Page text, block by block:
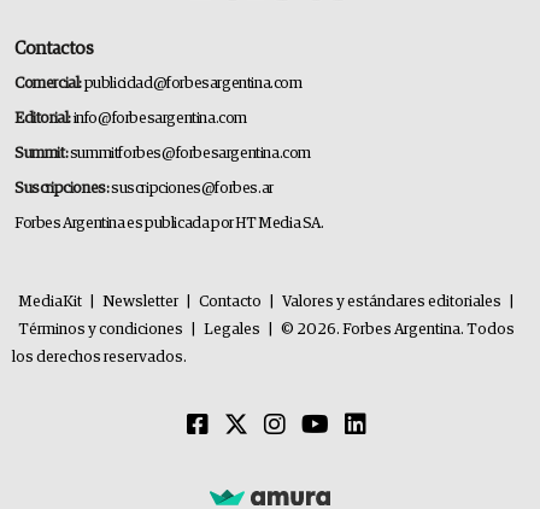
Contactos
Comercial:publicidad@forbesargentina.com
Editorial:info@forbesargentina.com
Summit:summitforbes@forbesargentina.com
Suscripciones:suscripciones@forbes.ar
Forbes Argentina es publicada por HT Media SA.
MediaKit Newsletter Contacto Valores y estándares editoriales
Términos y condiciones
Legales
© 2026. Forbes Argentina. Todos
los derechos reservados.